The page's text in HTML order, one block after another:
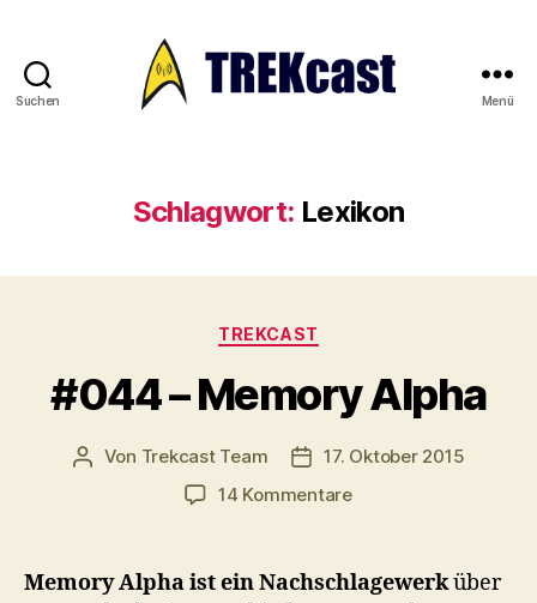
Suchen Menü
Schlagwort: Lexikon
Kategorien
TREKCAST
#044 – Memory Alpha
Beitragsautor
Von Trekcast Team Veröffentlichungsdatum
17. Oktober 2015
14 Kommentarezu
Memory
Alpha
Memory Alpha ist ein Nachschlagewerküber